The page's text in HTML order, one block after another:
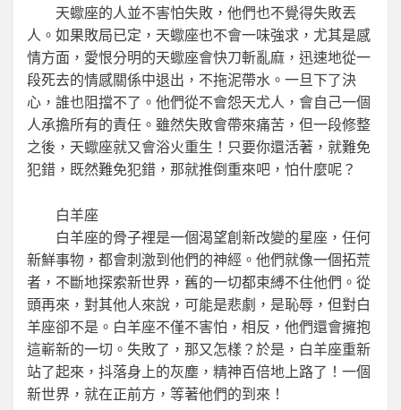
天蠍座的人並不害怕失敗，他們也不覺得失敗丟
人。如果敗局已定，天蠍座也不會一味強求，尤其是感
情方面，愛恨分明的天蠍座會快刀斬亂麻，迅速地從一
段死去的情感關係中退出，不拖泥帶水。一旦下了決
心，誰也阻擋不了。他們從不會怨天尤人，會自己一個
人承擔所有的責任。雖然失敗會帶來痛苦，但一段修整
之後，天蠍座就又會浴火重生！只要你還活著，就難免
犯錯，既然難免犯錯，那就推倒重來吧，怕什麼呢？
白羊座
白羊座的骨子裡是一個渴望創新改變的星座，任何
新鮮事物，都會刺激到他們的神經。他們就像一個拓荒
者，不斷地探索新世界，舊的一切都束縛不住他們。從
頭再來，對其他人來說，可能是悲劇，是恥辱，但對白
羊座卻不是。白羊座不僅不害怕，相反，他們還會擁抱
這嶄新的一切。失敗了，那又怎樣？於是，白羊座重新
站了起來，抖落身上的灰塵，精神百倍地上路了！一個
新世界，就在正前方，等著他們的到來！